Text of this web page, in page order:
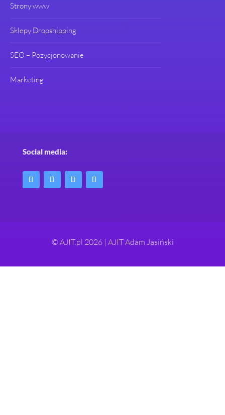
Strony www
Sklepy Dropshipping
SEO – Pozycjonowanie
Marketing
Social media:
© AJIT.pl 2026 | AJIT Adam Jasiński